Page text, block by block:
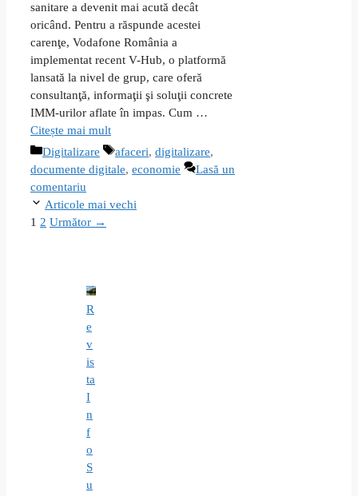
sanitare a devenit mai acută decât
oricând. Pentru a răspunde acestei
carenţe, Vodafone România a
implementat recent V-Hub, o platformă
lansată la nivel de grup, care oferă
consultanţă, informaţii şi soluţii concrete
IMM-urilor aflate în impas. Cum …
Citește mai mult
Categorii
Digitalizare Etichete
afaceri, digitalizare,
documente digitale, economie
Lasă un
comentariu
Articole mai vechi
Pagina
1 Pagina
2 Următor →
R
e
v
is
ta
I
n
f
o
S
u